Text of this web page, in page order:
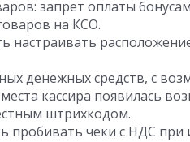
запрет оплаты
на КСО.
настраивать
денежных средств, с
кассира появилась
штрихкодом.
пробивать чеки с НДС при